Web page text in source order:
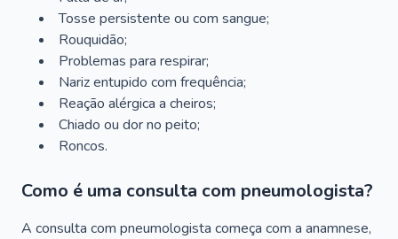
Tosse persistente ou com sangue;
Rouquidão;
Problemas para respirar;
Nariz entupido com frequência;
Reação alérgica a cheiros;
Chiado ou dor no peito;
Roncos.
Como é uma consulta com pneumologista?
A consulta com pneumologista começa com a anamnese,